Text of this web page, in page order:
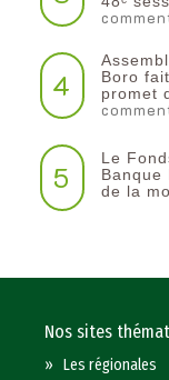
4
Boro
promet
5
Le
Banque
de la
Nos sites
»Les régionales